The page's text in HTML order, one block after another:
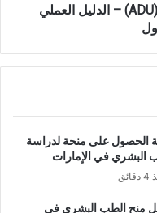
منح جامعة أبوظبي ADU) 2026/2027) – الدليل العملي
الحصول على منحة لدراسة
البشري في الإمارات
منح الطب البشري في